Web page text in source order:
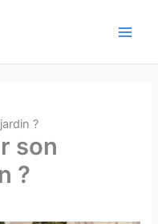
?
son
?